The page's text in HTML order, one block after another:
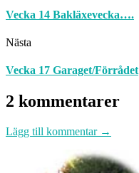
Vecka 14 Bakläxevecka….
Nästa
Vecka 17 Garaget/Förrådet
2 kommentarer
Lägg till kommentar →